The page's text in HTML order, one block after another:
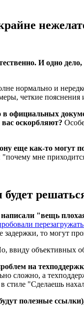
И одно
нормально и
четкие пояснения
в официальных
оскорбляют?
еще как-то могут
мне
будет
"вещь
задержки, то могут
ввиду объективных
на
сложно, а
"Сделаешь
полезные